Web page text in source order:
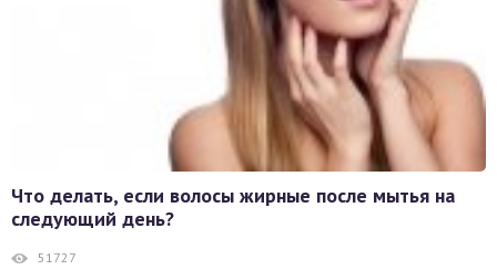
Что делать, если волосы жирные после мытья на
следующий день?
51727